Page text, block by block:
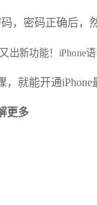
，密码正确后，
就能开通iPhone
更多